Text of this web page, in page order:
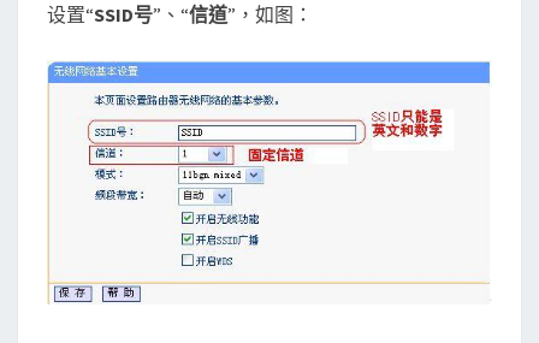
设置“SSID号”、“信道”，如图：